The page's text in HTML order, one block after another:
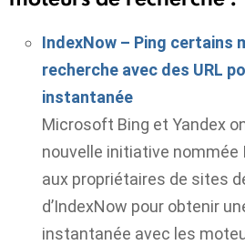
IndexNow – Ping certains
recherche avec des URL
instantanée
Microsoft Bing et Yandex
nouvelle initiative nommée
aux propriétaires de sites
d’IndexNow pour obtenir
instantanée avec les